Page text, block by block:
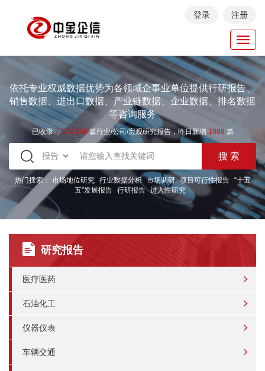
登录 注册
依托专业权威数据优势为各领域企事业单位提供行研报告、
销售数据、进出口数据、产业链数据、企业数据、排名数据
等咨询服务
已收录7.973.258篇行业/公司/宏观研究报告，昨日新增 1088 篇
热门搜索： 市场地位研究 行业数据分析 市场调研 项目可行性报告
“十五
五”发展报告 行研报告 进入性研究
研究报告
医疗医药
石油化工
仪器仪表
车辆交通